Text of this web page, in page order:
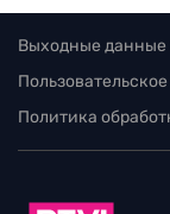
Выходные данные
Политика